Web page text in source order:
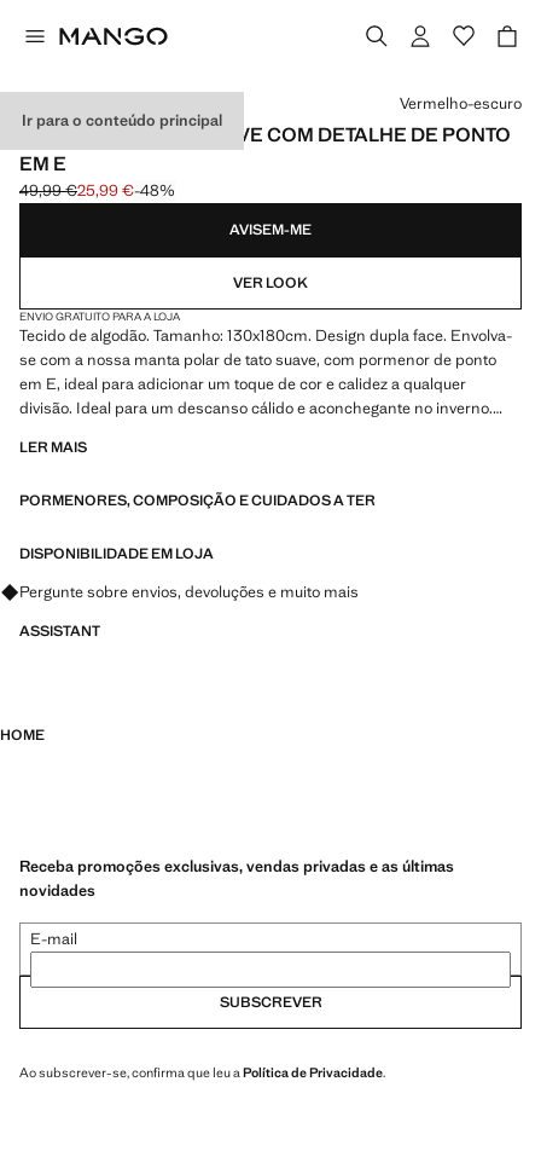
Ir para o conteúdo principal
MANTA DE POLAR SUAVE COM DETALHE DE PONTO
EM E
Preço inicial riscado [49,99 € ]
49,99 €
Preço atual [25,99 € ]
25,99 €-48%
Selecione uma cor
Vermelho-escuro
AVISEM-ME
VER LOOK
ENVIO GRATUITO PARA A LOJA
Tecido de algodão. Tamanho: 130x180cm. Design dupla face. Envolva-
se com a nossa manta polar de tato suave, com pormenor de ponto
em E, ideal para adicionar um toque de cor e calidez a qualquer
divisão. Ideal para um descanso cálido e aconchegante no inverno.
LER MAIS
PORMENORES, COMPOSIÇÃO E CUIDADOS A TER
DISPONIBILIDADE EM LOJA
Pergunte sobre envios, devoluções e muito mais
ASSISTANT
HOME
Receba promoções exclusivas, vendas privadas e as últimas
novidades
E-mail
SUBSCREVER
Ao subscrever-se, confirma que leu a Política de Privacidade.